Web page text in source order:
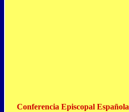
Conferencia Episcopal Española